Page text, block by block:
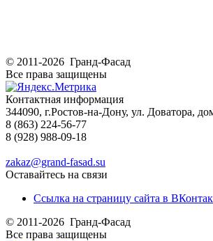
© 2011-2026 Гранд-Фасад
Все права защищены
Контактная информация
344090, г.Ростов-на-Дону, ул. Доватора,
8 (863) 224-56-77
8 (928) 988-09-18
zakaz@grand-fasad.su
Оставайтесь на связи
Ссылка на страницу сайта в
© 2011-2026 Гранд-Фасад
Все права защищены